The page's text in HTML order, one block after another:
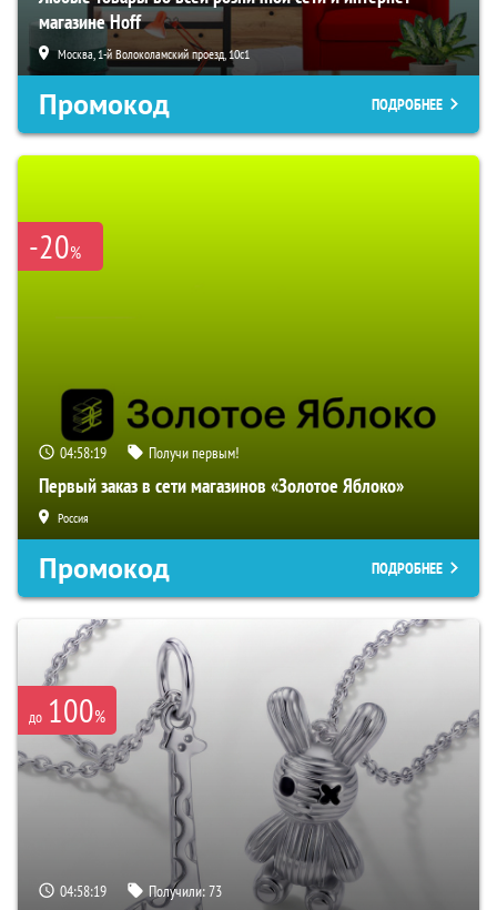
магазине Hoff
Москва, 1-й Волоколамский проезд, 10с1
Промокод ПОДРОБНЕЕ
-20%
04:58:18 Получи первым!
Первый заказ в сети магазинов «Золотое Яблоко»
Россия
Промокод ПОДРОБНЕЕ
до 100%
04:58:18 Получили:73